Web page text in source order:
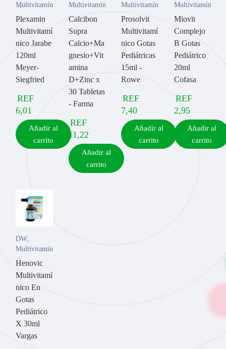
Multivitamínicos
Plexamin
Multivitamí
nico Jarabe
120ml
Meyer-
Siegfried
REF
6,01
Añadir al
carrito
Multivitamínicos
Calcibon
Supra
Calcio+Ma
gnesio+Vit
amina
D+Zinc x
30 Tabletas
- Farma
REF
11,22
Añadir al
carrito
Multivitamínicos
Prosolvit
Multivitamí
nico Gotas
Pediátricas
15ml -
Rowe
REF
7,40
Añadir al
carrito
Multivitamínicos
Miovit
Complejo
B Gotas
Pediátrico
20ml
Cofasa
REF
2,95
Añadir al
carrito
DW,
Multivitamínicos
Henovic
Multivitamí
nico En
Gotas
Pediátrico
X 30ml
Vargas